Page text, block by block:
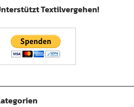
Textilvergehen!